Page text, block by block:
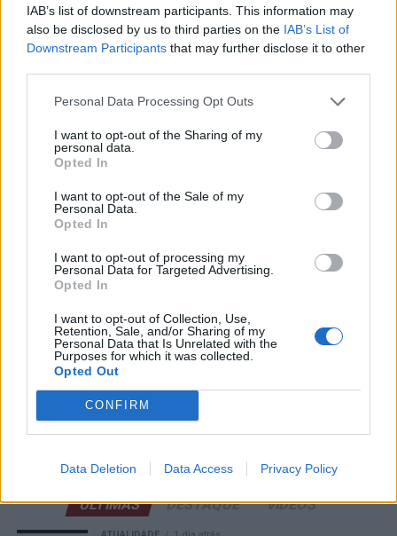
IAB’s list of downstream participants. This information may
also be disclosed by us to third parties on the IAB’s List of
Downstream Participants that may further disclose it to other
Personal Data Processing Opt Outs
I want to opt-out of the Sharing of my
personal data.
Opted In
I want to opt-out of the Sale of my
Personal Data.
Opted In
I want to opt-out of processing my
Personal Data for Targeted Advertising.
Opted In
I want to opt-out of Collection, Use,
Retention, Sale, and/or Sharing of my
Personal Data that Is Unrelated with the
Purposes for which it was collected.
Opted Out
CONFIRM
Data Deletion Data Access Privacy Policy
ARTIGOS RECENTES
Esposende acolhe festival de kitesurf
EMEC celebra a conclusão de mais um Curso de
e Gestão de Barcelos
para reabilitar o bairro mais antigo do Porto
Ponta Delgada: José Andrade apresenta livro sobre as
ÚLTIMAS DESTAQUE VIDEOS